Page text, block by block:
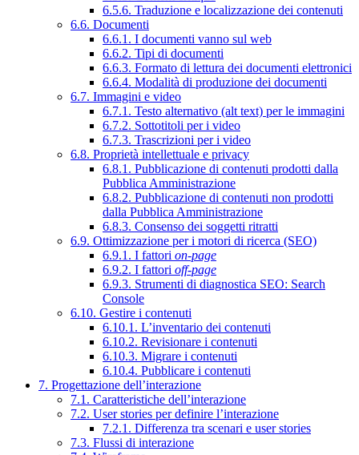
6.5.6. Traduzione e localizzazione dei contenuti
6.6. Documenti
6.6.1. I documenti vanno sul web
6.6.2. Tipi di documenti
6.6.3. Formato di lettura dei documenti elettronici
6.6.4. Modalità di produzione dei documenti
6.7. Immagini e video
6.7.1. Testo alternativo (alt text) per le immagini
6.7.2. Sottotitoli per i video
6.7.3. Trascrizioni per i video
6.8. Proprietà intellettuale e privacy
6.8.1. Pubblicazione di contenuti prodotti dalla
Pubblica Amministrazione
6.8.2. Pubblicazione di contenuti non prodotti
dalla Pubblica Amministrazione
6.8.3. Consenso dei soggetti ritratti
6.9. Ottimizzazione per i motori di ricerca (SEO)
6.9.1. I fattori on-page
6.9.2. I fattori off-page
6.9.3. Strumenti di diagnostica SEO: Search
Console
6.10. Gestire i contenuti
6.10.1. L’inventario dei contenuti
6.10.2. Revisionare i contenuti
6.10.3. Migrare i contenuti
6.10.4. Pubblicare i contenuti
7. Progettazione dell’interazione
7.1. Caratteristiche dell’interazione
7.2. User stories per definire l’interazione
7.2.1. Differenza tra scenari e user stories
7.3. Flussi di interazione